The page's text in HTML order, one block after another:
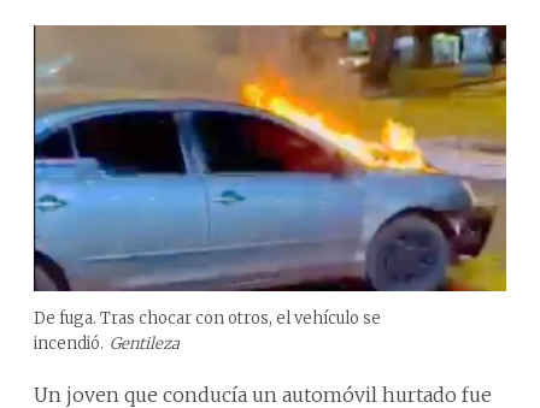
De fuga. Tras chocar con otros, el vehículo se
incendió. Gentileza
Un joven que conducía un automóvil hurtado fue